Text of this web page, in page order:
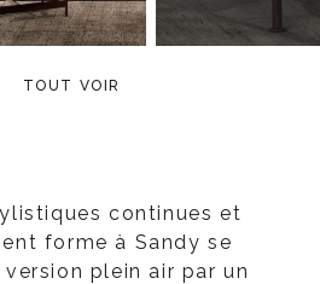
TOUT VOIR
continues et
forme à Sandy se
plein air par un